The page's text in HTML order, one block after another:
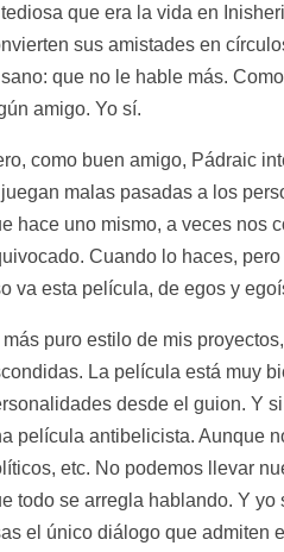
tediosa que era la vida en
sus amistades en
sano: que no le hable más.
amigo. Yo sí.
como buen amigo, Pádraic
juegan malas pasadas a los
hace uno mismo, a veces nos
Cuando lo haces,
va esta película, de egos y
puro estilo de mis
La película está muy
desde el guion. Y
película antibelicista. Aunque
etc. No podemos llevar
todo se arregla hablando. Y
el único diálogo que admiten